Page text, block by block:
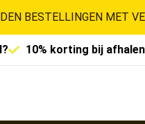
BESTELLINGEN MET
10% korting bij afhalen